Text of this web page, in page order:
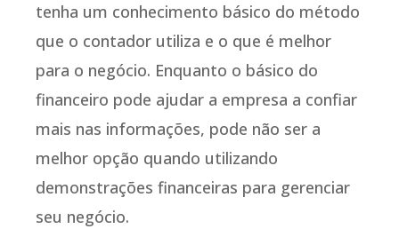
tenha um conhecimento básico do método
que o contador utiliza e o que é melhor
para o negócio. Enquanto o básico do
financeiro pode ajudar a empresa a confiar
mais nas informações, pode não ser a
melhor opção quando utilizando
demonstrações financeiras para gerenciar
seu negócio.